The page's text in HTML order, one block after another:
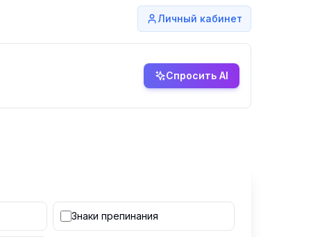
Личный кабинет
Спросить AI
Знаки препинания